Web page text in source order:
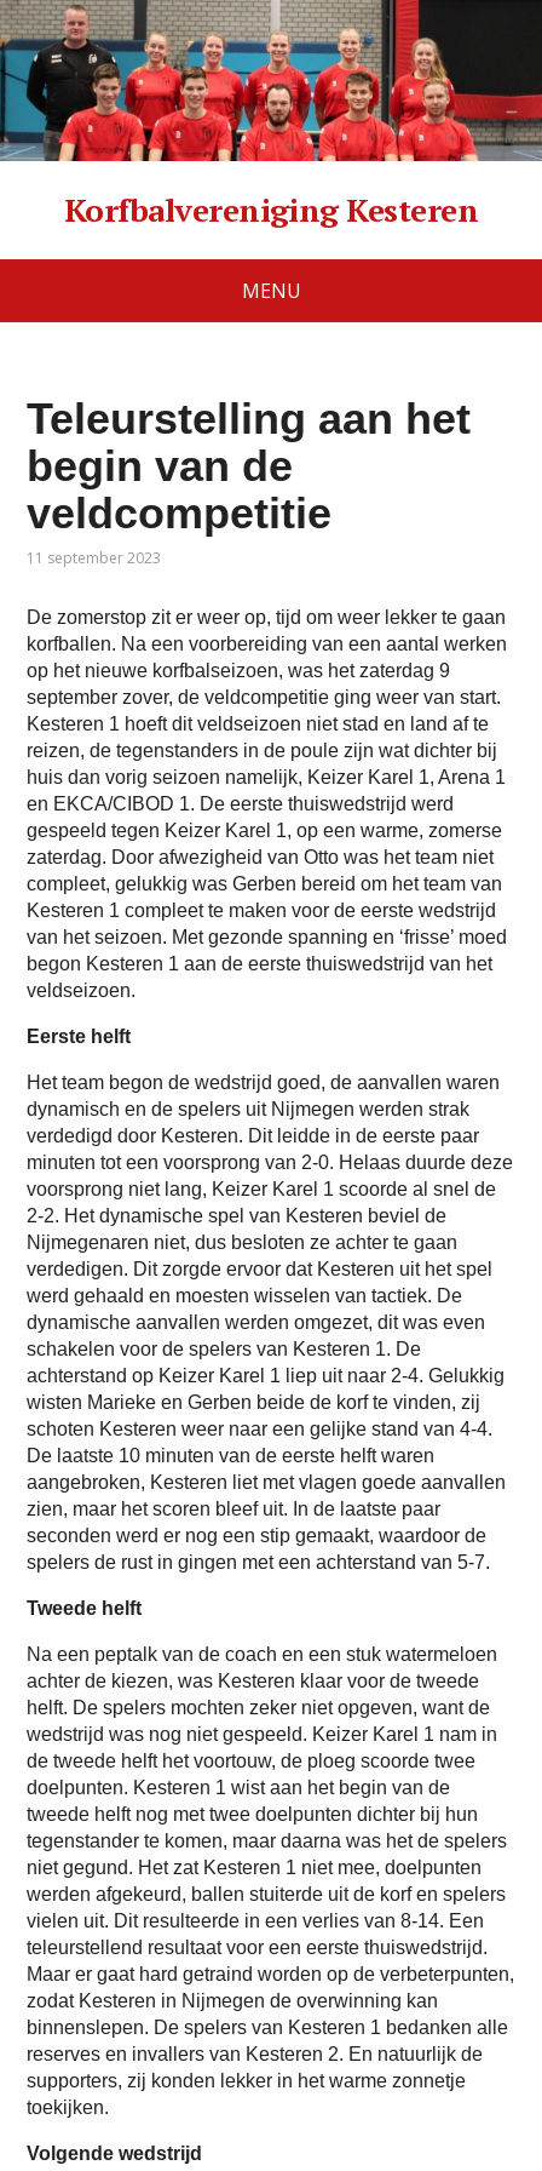
Korfbalvereniging Kesteren
MENU
Teleurstelling aan het
begin van de
veldcompetitie
11 september 2023
De zomerstop zit er weer op, tijd om weer lekker te gaan
korfballen. Na een voorbereiding van een aantal werken
op het nieuwe korfbalseizoen, was het zaterdag 9
september zover, de veldcompetitie ging weer van start.
Kesteren 1 hoeft dit veldseizoen niet stad en land af te
reizen, de tegenstanders in de poule zijn wat dichter bij
huis dan vorig seizoen namelijk, Keizer Karel 1, Arena 1
en EKCA/CIBOD 1. De eerste thuiswedstrijd werd
gespeeld tegen Keizer Karel 1, op een warme, zomerse
zaterdag. Door afwezigheid van Otto was het team niet
compleet, gelukkig was Gerben bereid om het team van
Kesteren 1 compleet te maken voor de eerste wedstrijd
van het seizoen. Met gezonde spanning en ‘frisse’ moed
begon Kesteren 1 aan de eerste thuiswedstrijd van het
veldseizoen.
Eerste helft
Het team begon de wedstrijd goed, de aanvallen waren
dynamisch en de spelers uit Nijmegen werden strak
verdedigd door Kesteren. Dit leidde in de eerste paar
minuten tot een voorsprong van 2-0. Helaas duurde deze
voorsprong niet lang, Keizer Karel 1 scoorde al snel de
2-2. Het dynamische spel van Kesteren beviel de
Nijmegenaren niet, dus besloten ze achter te gaan
verdedigen. Dit zorgde ervoor dat Kesteren uit het spel
werd gehaald en moesten wisselen van tactiek. De
dynamische aanvallen werden omgezet, dit was even
schakelen voor de spelers van Kesteren 1. De
achterstand op Keizer Karel 1 liep uit naar 2-4. Gelukkig
wisten Marieke en Gerben beide de korf te vinden, zij
schoten Kesteren weer naar een gelijke stand van 4-4.
De laatste 10 minuten van de eerste helft waren
aangebroken, Kesteren liet met vlagen goede aanvallen
zien, maar het scoren bleef uit. In de laatste paar
seconden werd er nog een stip gemaakt, waardoor de
spelers de rust in gingen met een achterstand van 5-7.
Tweede helft
Na een peptalk van de coach en een stuk watermeloen
achter de kiezen, was Kesteren klaar voor de tweede
helft. De spelers mochten zeker niet opgeven, want de
wedstrijd was nog niet gespeeld. Keizer Karel 1 nam in
de tweede helft het voortouw, de ploeg scoorde twee
doelpunten. Kesteren 1 wist aan het begin van de
tweede helft nog met twee doelpunten dichter bij hun
tegenstander te komen, maar daarna was het de spelers
niet gegund. Het zat Kesteren 1 niet mee, doelpunten
werden afgekeurd, ballen stuiterde uit de korf en spelers
vielen uit. Dit resulteerde in een verlies van 8-14. Een
teleurstellend resultaat voor een eerste thuiswedstrijd.
Maar er gaat hard getraind worden op de verbeterpunten,
zodat Kesteren in Nijmegen de overwinning kan
binnenslepen. De spelers van Kesteren 1 bedanken alle
reserves en invallers van Kesteren 2. En natuurlijk de
supporters, zij konden lekker in het warme zonnetje
toekijken.
Volgende wedstrijd